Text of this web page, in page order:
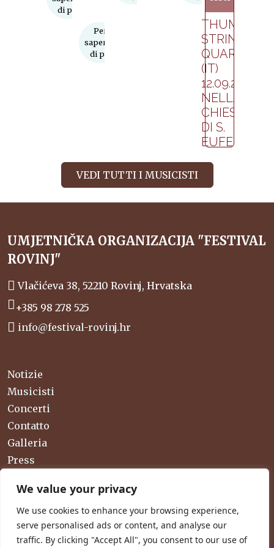
We value your privacy
We use cookies to enhance your browsing experience,
serve personalised ads or content, and analyse our
traffic. By clicking "Accept All", you consent to our use of
di più
Per
saperne
di più
THUMOS
STRING
QUARTET
(IT)
12.09.2024.
NELLA
CHIESA
DI S.
EUFEMIA
VEDI TUTTI I MUSICISTI
UMJETNIČKA ORGANIZACIJA "FESTIVAL
ROVINJ"
Vlačićeva 38, 52210 Rovinj, Hrvatska
+385 98 278 525
info@festival-rovinj.hr
Notizie
Musicisti
Concerti
Contatto
Galleria
Press
Politica sulla riservatezza
Condizioni generali